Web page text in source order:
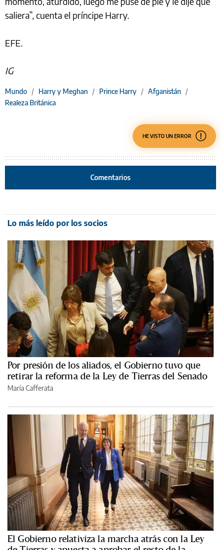
saliera”, cuenta el príncipe Harry.
EFE.
IG
Mundo / Harry y Meghan / Prince Harry / Afganistán /
Realeza Británica
HE VISTO UN ERROR
Comentarios
Lo más leído por los socios
Por presión de los aliados, el Gobierno tuvo que
retirar la reforma de la Ley de Tierras del Senado
María Cafferata
El Gobierno relativiza la marcha atrás con la Ley